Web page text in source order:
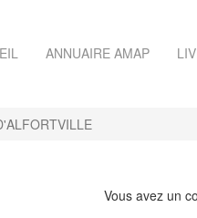
ANNUAIRE AMAP
Vous avez un